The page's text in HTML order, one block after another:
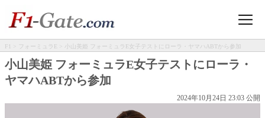
F1 > フォーミュラE > 小山美姫 フォーミュラE女子テストにローラ・ヤマハABTから参加
小山美姫 フォーミュラE女子テストにローラ・
ヤマハABTから参加
2024年10月24日 23:03 公開